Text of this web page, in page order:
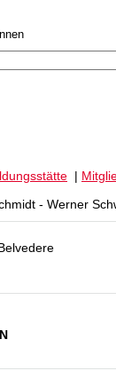
|
- Werner